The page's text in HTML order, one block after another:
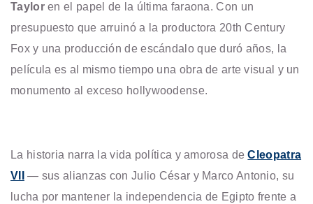
Tayloren el papel de la última faraona. Con un
presupuesto que arruinó a la productora 20th Century
Fox y una producción de escándalo que duró años, la
película es al mismo tiempo una obra de arte visual y un
monumento al exceso hollywoodense.
La historia narra la vida política y amorosa deCleopatra
VII
— sus alianzas con Julio César y Marco Antonio, su
lucha por mantener la independencia de Egipto frente a